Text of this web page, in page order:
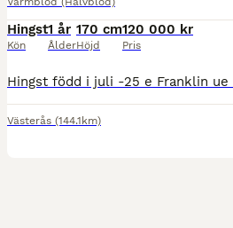
Hingst
Kön
1 år
Ålder
170 cm
Höjd
120 000 kr
Pris
Västerås (144.1km)